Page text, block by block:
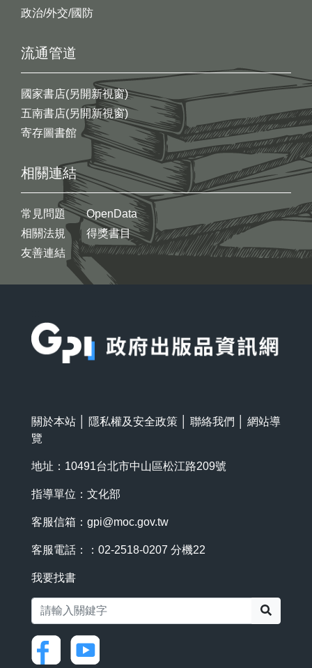
政治/外交/國防
流通管道
國家書店(另開新視窗)
五南書店(另開新視窗)
寄存圖書館
相關連結
常見問題
相關法規
友善連結
OpenData
得獎書目
關於本站 隱私權及安全政策 聯絡我們
網站導
覽
地址：10491台北市中山區松江路209號
指導單位：文化部
客服信箱： gpi@moc.gov.tw
客服電話：：02-2518-0207 分機22
我要找書